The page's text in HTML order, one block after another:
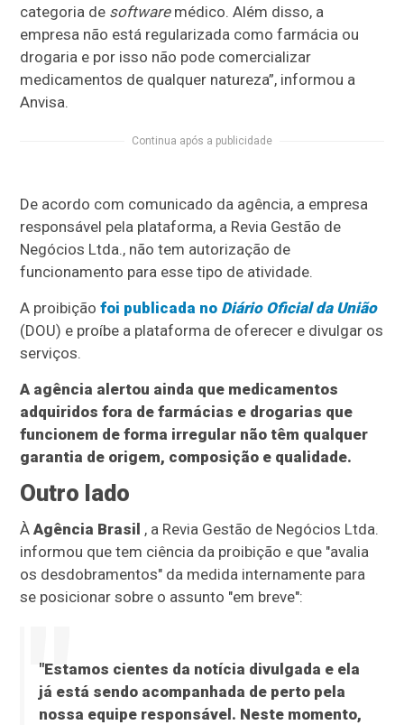
categoria de softwaremédico. Além disso, a
empresa não está regularizada como farmácia ou
drogaria e por isso não pode comercializar
medicamentos de qualquer natureza”, informou a
Anvisa.
Continua após a publicidade
De acordo com comunicado da agência, a empresa
responsável pela plataforma, a Revia Gestão de
Negócios Ltda., não tem autorização de
funcionamento para esse tipo de atividade.
A proibiçãofoi publicada no Diário Oficial da União
(DOU) e proíbe a plataforma de oferecer e divulgar os
serviços.
A agência alertou ainda que medicamentos
adquiridos fora de farmácias e drogarias que
funcionem de forma irregular não têm qualquer
garantia de origem, composição e qualidade.
Outro lado
ÀAgência Brasil , a Revia Gestão de Negócios Ltda.
informou que tem ciência da proibição e que "avalia
os desdobramentos" da medida internamente para
se posicionar sobre o assunto "em breve":
"Estamos cientes da notícia divulgada e ela
já está sendo acompanhada de perto pela
nossa equipe responsável. Neste momento,